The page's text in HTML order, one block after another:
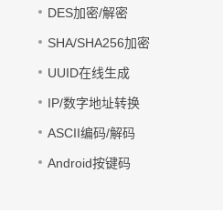
DES加密/解密
SHA/SHA256加密
UUID在线生成
IP/数字地址转换
ASCII编码/解码
Android按键码